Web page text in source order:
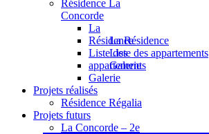
La Résidence
Liste des appartements
Galerie
Résidence La
Concorde
La
Résidence
Liste des
appartements
Galerie
Projets réalisés
Résidence Régalia
Projets futurs
La Concorde – 2e